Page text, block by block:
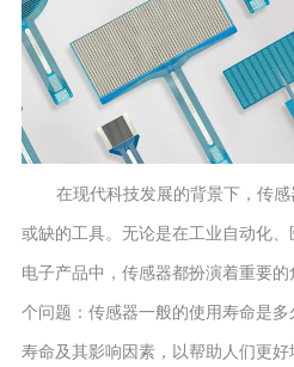
在现代科技发展的背景下，传
或缺的工具。无论是在工业自动化
电子产品中，传感器都扮演着重要
个问题：传感器一般的使用寿命是
寿命及其影响因素，以帮助人们更好